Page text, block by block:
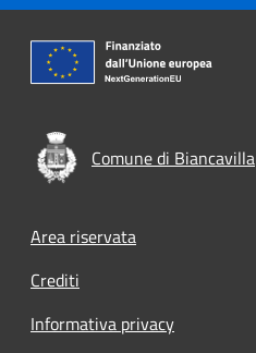
Comune di Biancavilla
Footer menu
Area riservata
Crediti
Informativa privacy